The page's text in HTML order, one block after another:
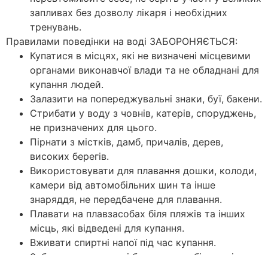
запливах без дозволу лікаря і необхідних
тренувань.
Правилами поведінки на воді ЗАБОРОНЯЄТЬСЯ:
Купатися в місцях, які не визначені місцевими
органами виконавчої влади та не обладнані для
купання людей.
Залазити на попереджувальні знаки, буї, бакени.
Стрибати у воду з човнів, катерів, споруджень,
не призначених для цього.
Пірнати з містків, дамб, причалів, дерев,
високих берегів.
Використовувати для плавання дошки, колоди,
камери від автомобільних шин та інше
знаряддя, не передбачене для плавання.
Плавати на плавзасобах біля пляжів та інших
місць, які відведені для купання.
Вживати спиртні напої під час купання.